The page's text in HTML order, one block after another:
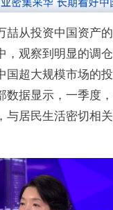
喆从投资中国资产
，观察到明显的调仓
国超大规模市场的
数据显示，一季度
与居民生活密切相